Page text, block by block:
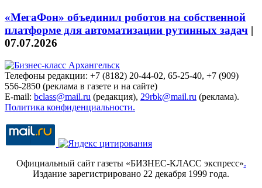
«МегаФон» объединил роботов на собственной
платформе для автоматизации рутинных задач |
07.07.2026
Телефоны редакции: +7 (8182) 20-44-02, 65-25-40, +7 (909)
556-2850 (реклама в газете и на сайте)
E-mail: bclass@mail.ru (редакция), 29rbk@mail.ru (реклама).
Политика конфиденциальности.
Официальный сайт газеты «БИЗНЕС-КЛАСС экспресс».
Издание зарегистрировано 22 декабря 1999 года.